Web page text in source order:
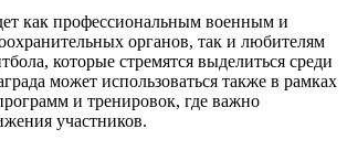
как профессиональным военным и
органов, так и любителям
которые стремятся выделиться среди
может использоваться также в рамках
и тренировок, где важно
участников.